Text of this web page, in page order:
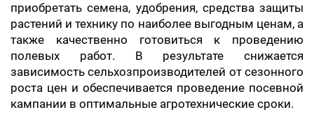
приобретать семена, удобрения, средства защиты
растений и технику по наиболее выгодным ценам, а
также качественно готовиться к проведению
полевых работ. В результате снижается
зависимость сельхозпроизводителей от сезонного
роста цен и обеспечивается проведение посевной
кампании в оптимальные агротехнические сроки.